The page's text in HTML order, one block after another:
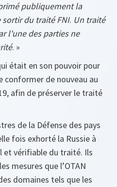
publiquement la
sortir du traité FNI. Un traité
l'une des parties ne
. »
était en son pouvoir pour
conformer de nouveau au
afin de préserver le traité
de la Défense des pays
fois exhorté la Russie à
et vérifiable du traité. Ils
mesures que l’OTAN
domaines tels que les